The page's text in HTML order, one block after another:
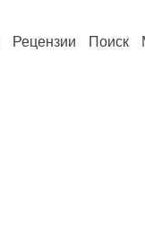
Рецензии Поиск